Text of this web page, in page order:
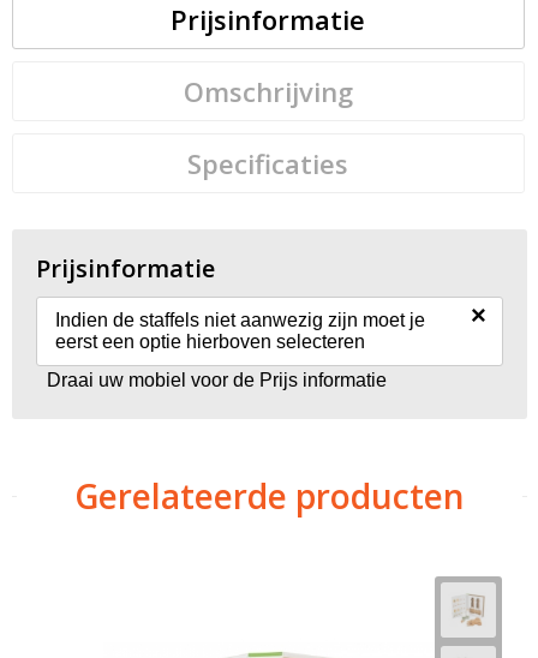
Prijsinformatie
Omschrijving
Specificaties
Prijsinformatie
Indien de staffels niet aanwezig zijn moet je
eerst een optie hierboven selecteren
×
Draai uw mobiel voor de Prijs informatie
Gerelateerde producten